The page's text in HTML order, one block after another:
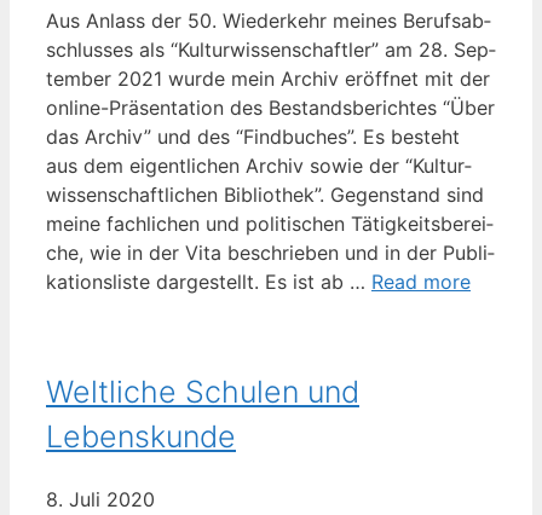
Aus Anlass der 50. Wie­der­kehr mei­nes Berufs­ab­
schlus­ses als “Kul­tur­wis­sen­schaft­ler” am 28. Sep­
tem­ber 2021 wur­de mein Archiv eröff­net mit der
online-Prä­­sen­­ta­­ti­on des Bestands­be­rich­tes “Über
das Archiv” und des “Find­bu­ches”. Es besteht
aus dem eigent­li­chen Archiv sowie der “Kul­tur­
wis­sen­schaft­li­chen Biblio­thek”. Gegen­stand sind
mei­ne fach­li­chen und poli­ti­schen Tätig­keits­be­rei­
che, wie in der Vita beschrie­ben und in der Publi­
ka­ti­ons­lis­te dar­ge­stellt. Es ist ab … Read more
Weltliche Schulen und
Lebenskunde
8. Juli 2020